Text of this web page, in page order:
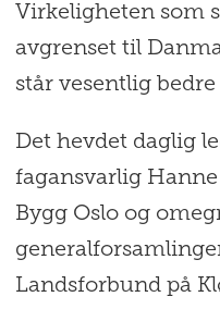
Virkeligheten som
avgrenset til
står vesentlig
Det hevdet daglig
fagansvarlig
Bygg Oslo og
Landsforbund på